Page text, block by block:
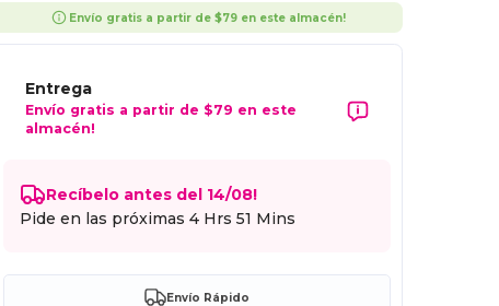
Envío gratis a partir de $79 en este almacén!
Entrega
Envío gratis a partir de $79 en este
almacén!
Recíbelo antes del 14/08!
Pide en las próximas4 Hrs 51 Mins
Envío Rápido